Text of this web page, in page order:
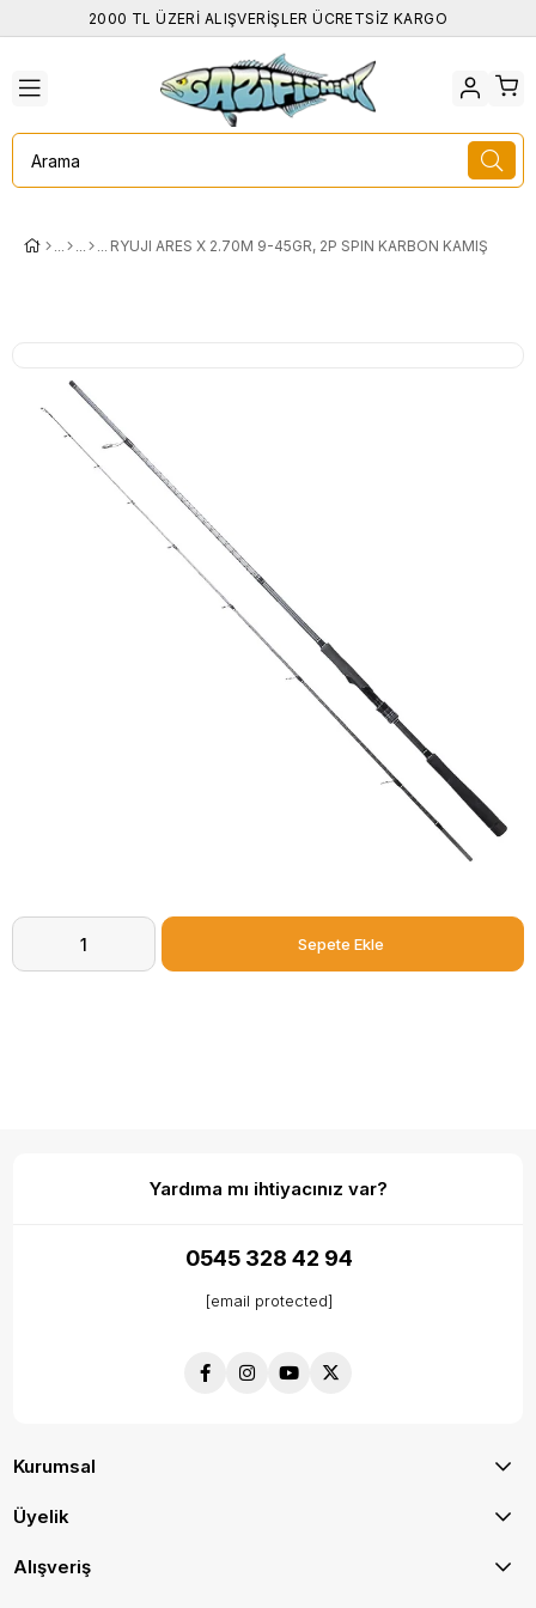
2000 TL ÜZERİ ALIŞVERİŞLER ÜCRETSİZ KARGO
RYUJI ARES X 2.70M 9-45GR, 2P SPIN KARBON KAMIŞ
Yardıma mı ihtiyacınız var?
0545 328 42 94
[email protected]
Kurumsal
Üyelik
Alışveriş